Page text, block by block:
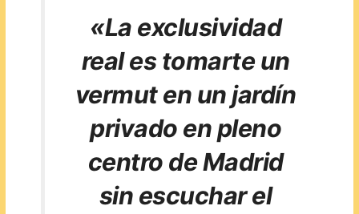
«La exclusividad
real es tomarte un
vermut en un jardín
privado en pleno
centro de Madrid
sin escuchar el